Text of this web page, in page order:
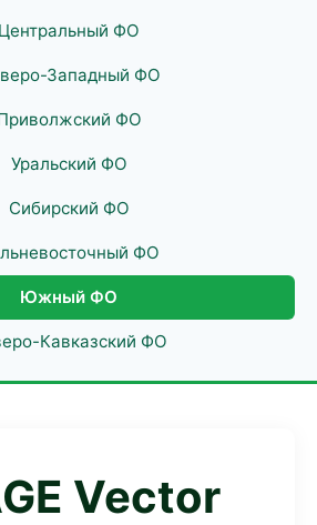
Центральный ФО
Западный ФО
ФО
Уральский ФО
Сибирский ФО
ФО
Южный ФО
Кавказский ФО
Vector